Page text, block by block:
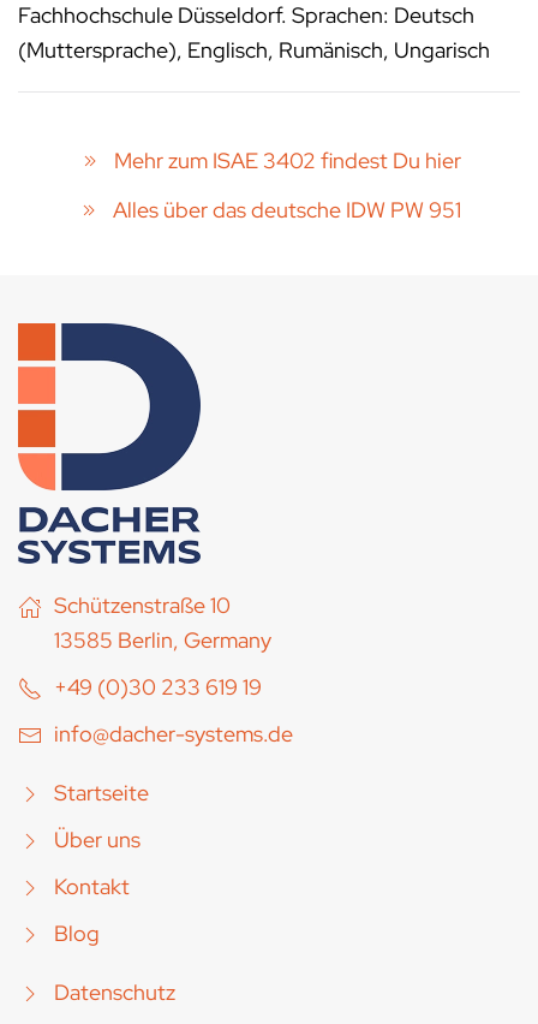
Fachhochschule Düsseldorf. Sprachen: Deutsch
(Muttersprache), Englisch, Rumänisch, Ungarisch
Mehr zum ISAE 3402 findest Du hier
Alles über das deutsche IDW PW 951
Schützenstraße 10
13585 Berlin, Germany
+49 (0)30 233 619 19
info@dacher-systems.de
Startseite
Über uns
Kontakt
Blog
Datenschutz